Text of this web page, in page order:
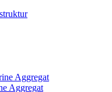
Aggregat
Aggregat